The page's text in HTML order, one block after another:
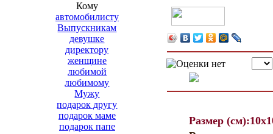
Кому
автомобилисту
Выпускникам
девушке
директору
женщине
любимой
любимому
Мужу
подарок другу
подарок маме
подарок папе
Размер